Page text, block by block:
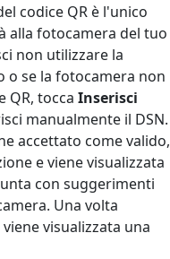
codice QR è l'unico
alla fotocamera del tuo
non utilizzare la
o se la fotocamera non
QR, tocca Inserisci
manualmente il DSN.
accettato come valido,
e viene visualizzata
con suggerimenti
Una volta
visualizzata una